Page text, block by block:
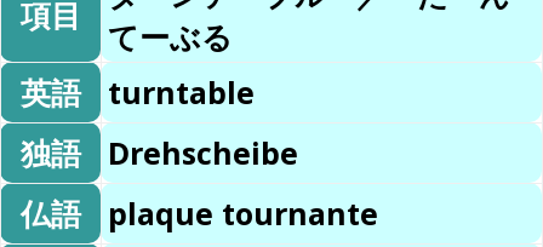
項目
てーぶる
英語
turntable
独語
Drehscheibe
仏語
plaque tournante